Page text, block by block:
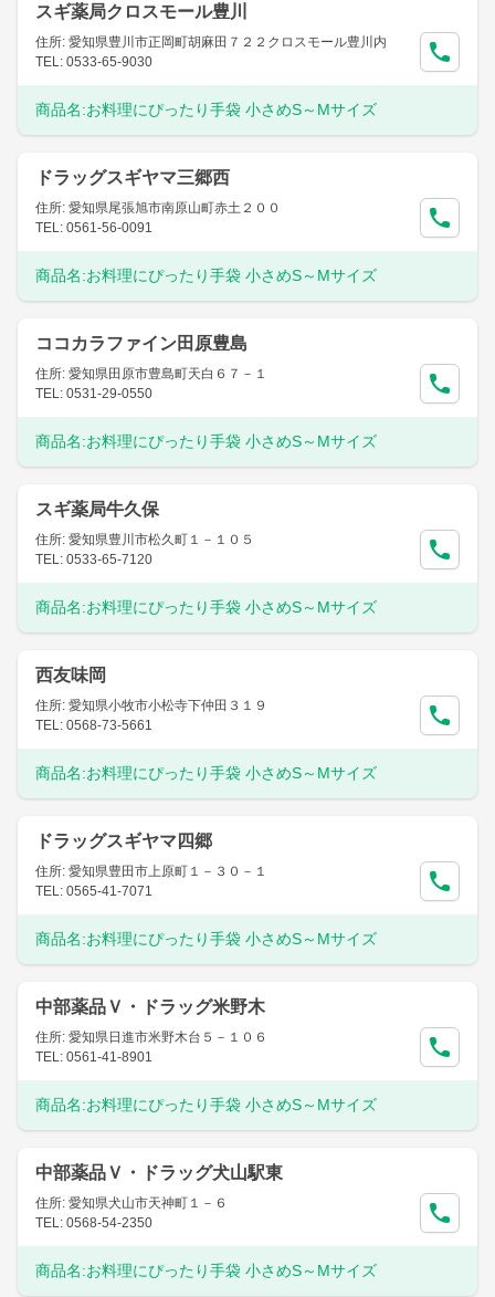
スギ薬局クロスモール豊川
住所: 愛知県豊川市正岡町胡麻田７２２クロスモール豊川内
TEL: 0533-65-9030
商品名:お料理にぴったり手袋 小さめS～Mサイズ
ドラッグスギヤマ三郷西
住所: 愛知県尾張旭市南原山町赤土２００
TEL: 0561-56-0091
商品名:お料理にぴったり手袋 小さめS～Mサイズ
ココカラファイン田原豊島
住所: 愛知県田原市豊島町天白６７－１
TEL: 0531-29-0550
商品名:お料理にぴったり手袋 小さめS～Mサイズ
スギ薬局牛久保
住所: 愛知県豊川市松久町１－１０５
TEL: 0533-65-7120
商品名:お料理にぴったり手袋 小さめS～Mサイズ
西友味岡
住所: 愛知県小牧市小松寺下仲田３１９
TEL: 0568-73-5661
商品名:お料理にぴったり手袋 小さめS～Mサイズ
ドラッグスギヤマ四郷
住所: 愛知県豊田市上原町１－３０－１
TEL: 0565-41-7071
商品名:お料理にぴったり手袋 小さめS～Mサイズ
中部薬品Ｖ・ドラッグ米野木
住所: 愛知県日進市米野木台５－１０６
TEL: 0561-41-8901
商品名:お料理にぴったり手袋 小さめS～Mサイズ
中部薬品Ｖ・ドラッグ犬山駅東
住所: 愛知県犬山市天神町１－６
TEL: 0568-54-2350
商品名:お料理にぴったり手袋 小さめS～Mサイズ